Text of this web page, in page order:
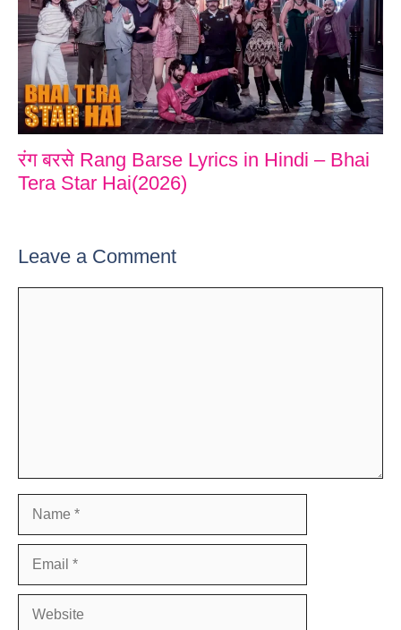
रंग बरसे Rang Barse Lyrics in Hindi – Bhai
Tera Star Hai(2026)
Leave a Comment